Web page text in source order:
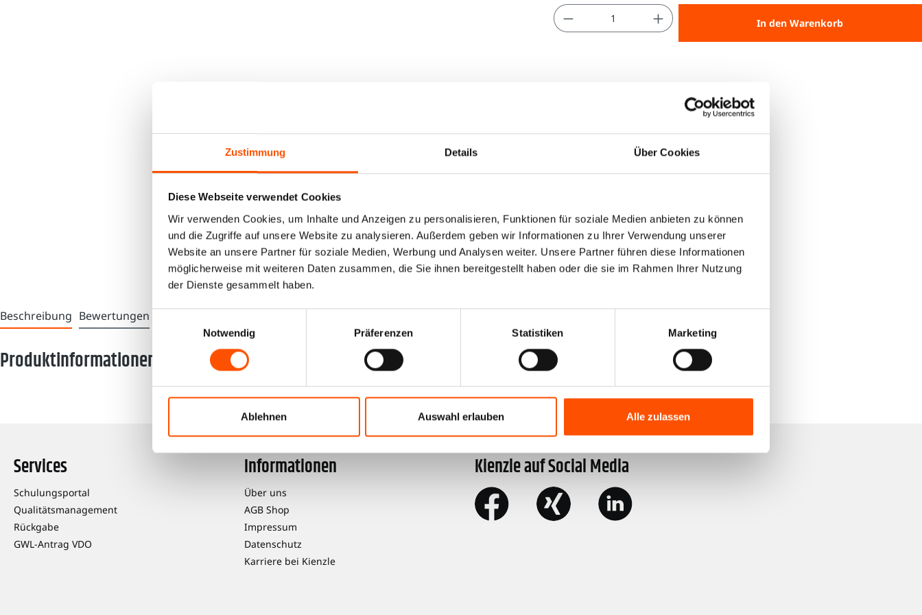
Zustimmung Details Über Cookies
Diese Webseite verwendet Cookies
Wir verwenden Cookies, um Inhalte und Anzeigen zu personalisieren, Funktionen für soziale Medien anbieten zu können
und die Zugriffe auf unsere Website zu analysieren. Außerdem geben wir Informationen zu Ihrer Verwendung unserer
Website an unsere Partner für soziale Medien, Werbung und Analysen weiter. Unsere Partner führen diese Informationen
möglicherweise mit weiteren Daten zusammen, die Sie ihnen bereitgestellt haben oder die sie im Rahmen Ihrer Nutzung
der Dienste gesammelt haben.
Notwendig
Präferenzen Statistiken Marketing
Ablehnen Auswahl erlauben Alle zulassen
Produkt Anzahl: Gib den gewünschten Wert
In den Warenkorb
Beschreibung Bewertungen
Produktinformationen "Taxi-Abrechnungsblock"
Services
Schulungsportal
Qualitätsmanagement
Rückgabe
GWL-Antrag VDO
Informationen
Über uns
AGB Shop
Impressum
Datenschutz
Karriere bei Kienzle
Kienzle auf Social Media